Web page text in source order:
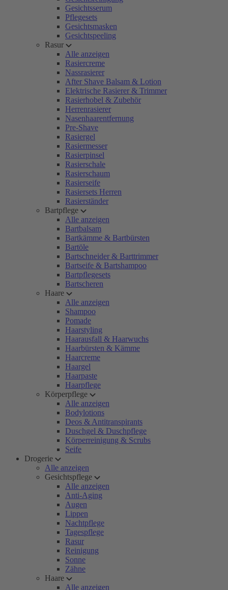
Gesichtsserum
Pflegesets
Gesichtsmasken
Gesichtspeeling
Rasur
Alle anzeigen
Rasiercreme
Nassrasierer
After Shave Balsam & Lotion
Elektrische Rasierer & Trimmer
Rasierhobel & Zubehör
Herrenrasierer
Nasenhaarentfernung
Pre-Shave
Rasiergel
Rasiermesser
Rasierpinsel
Rasierschale
Rasierschaum
Rasierseife
Rasiersets Herren
Rasierständer
Bartpflege
Alle anzeigen
Bartbalsam
Bartkämme & Bartbürsten
Bartöle
Bartschneider & Barttrimmer
Bartseife & Bartshampoo
Bartpflegesets
Bartscheren
Haare
Alle anzeigen
Shampoo
Pomade
Haarstyling
Haarausfall & Haarwuchs
Haarbürsten & Kämme
Haarcreme
Haargel
Haarpaste
Haarpflege
Körperpflege
Alle anzeigen
Bodylotions
Deos & Antitranspirants
Duschgel & Duschpflege
Körperreinigung & Scrubs
Seife
Drogerie
Alle anzeigen
Gesichtspflege
Alle anzeigen
Anti-Aging
Augen
Lippen
Nachtpflege
Tagespflege
Rasur
Reinigung
Sonne
Zähne
Haare
Alle anzeigen